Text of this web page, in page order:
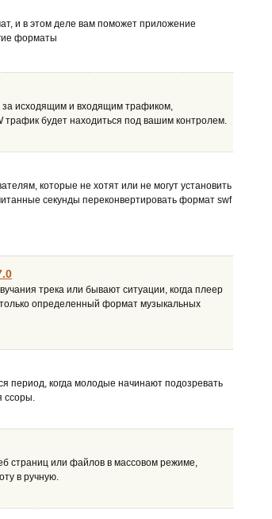
и в этом деле вам поможет приложение
форматы
исходящим и входящим трафиком,
будет находиться под вашим контролем.
которые не хотят или не могут установить
секунды переконвертировать формат swf
трека или бывают ситуации, когда плеер
определенный формат музыкальных
период, когда молодые начинают подозревать
ссоры.
страниц или файлов в массовом режиме,
в ручную.